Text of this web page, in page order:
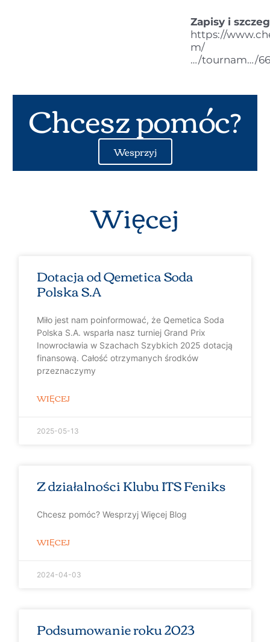
Zapisy i
https://
m/
…/tournam…/
Chcesz pomóc?
Wesprzyj
Więcej
Dotacja od Qemetica Soda
Polska S.A
Miło jest nam poinformować, że Qemetica Soda
Polska S.A. wsparła nasz turniej Grand Prix
Inowrocławia w Szachach Szybkich 2025 dotacją
finansową. Całość otrzymanych środków
przeznaczymy
WIĘCEJ
2025-05-13
Z działalności Klubu ITS Feniks
Chcesz pomóc? Wesprzyj Więcej Blog
WIĘCEJ
2024-04-03
Podsumowanie roku 2023